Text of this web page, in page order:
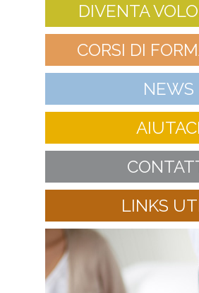
DIVENTA
CORSI DI
NEWS
AIUTACI
LINKS